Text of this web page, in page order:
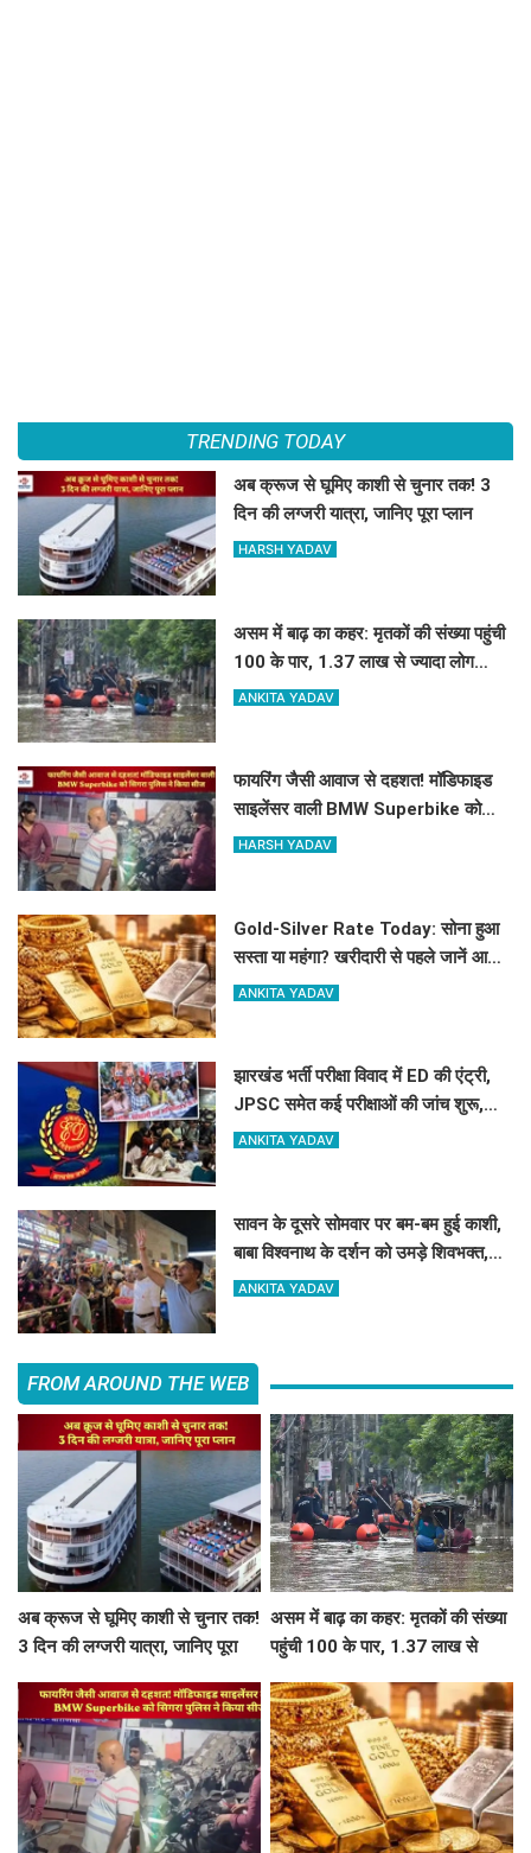
TRENDING TODAY
अब क्रूज से घूमिए काशी से चुनार तक! 3
दिन की लग्जरी यात्रा, जानिए पूरा प्लान
HARSH YADAV
असम में बाढ़ का कहर: मृतकों की संख्या पहुंची
100 के पार, 1.37 लाख से ज्यादा लोग
प्रभावित
ANKITA YADAV
फायरिंग जैसी आवाज से दहशत! मॉडिफाइड
साइलेंसर वाली BMW Superbike को
सिगरा पुलिस ने किया सीज
HARSH YADAV
Gold-Silver Rate Today: सोना हुआ
सस्ता या महंगा? खरीदारी से पहले जानें आज
का लेटेस्ट रेट
ANKITA YADAV
झारखंड भर्ती परीक्षा विवाद में ED की एंट्री,
JPSC समेत कई परीक्षाओं की जांच शुरू,
17वें दिन भी छात्रों का आंदोलन जारी ​​​​​​​
ANKITA YADAV
सावन के दूसरे सोमवार पर बम-बम हुई काशी,
बाबा विश्वनाथ के दर्शन को उमड़े शिवभक्त,
अफसरों ने की पुष्पवर्षा
ANKITA YADAV
FROM AROUND THE WEB
अब क्रूज से घूमिए काशी से चुनार तक!
3 दिन की लग्जरी यात्रा, जानिए पूरा
असम में बाढ़ का कहर: मृतकों की संख्या
पहुंची 100 के पार, 1.37 लाख से